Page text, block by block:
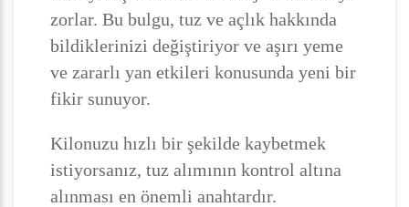
zorlar. Bu bulgu, tuz ve açlık hakkında
bildiklerinizi değiştiriyor ve aşırı yeme
ve zararlı yan etkileri konusunda yeni bir
fikir sunuyor.
Kilonuzu hızlı bir şekilde kaybetmek
istiyorsanız, tuz alımının kontrol altına
alınması en önemli anahtardır.